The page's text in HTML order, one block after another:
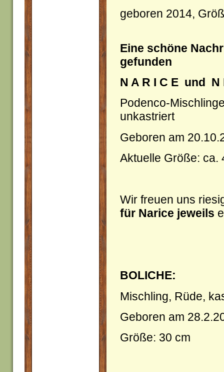
geboren 2014,
Eine schöne
gefunden
N A R I C E und N
Podenco-
unkastriert
Geboren am
Aktuelle Größe: ca.
Wir freuen uns
für Narice jeweils
BOLICHE:
Mischling, Rüde,
Geboren am
Größe: 30 cm